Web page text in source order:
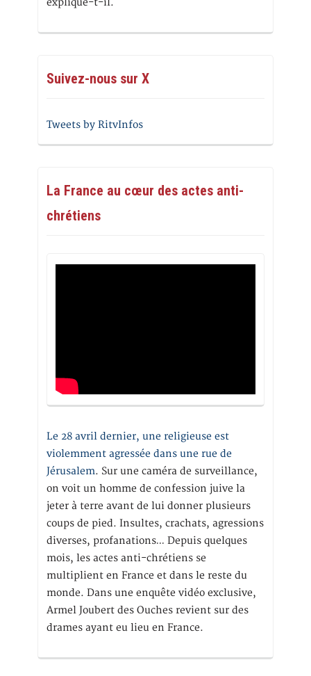
explique-t-il.
Suivez-nous sur X
Tweets by RitvInfos
La France au cœur des actes anti-
chrétiens
Le 28 avril dernier, une religieuse est
violemment agressée dans une rue de
Jérusalem. Sur une caméra de surveillance,
on voit un homme de confession juive la
jeter à terre avant de lui donner plusieurs
coups de pied. Insultes, crachats, agressions
diverses, profanations… Depuis quelques
mois, les actes anti-chrétiens se
multiplient en France et dans le reste du
monde. Dans une enquête vidéo exclusive,
Armel Joubert des Ouches revient sur des
drames ayant eu lieu en France.